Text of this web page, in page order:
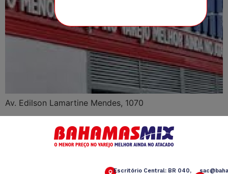
Av. Edilson Lamartine Mendes, 1070
Escritório Central: BR 040,